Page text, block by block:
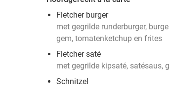
Fletcher burger
met gegrilde runderburger,
gem, tomatenketchup en frites
Fletcher saté
met gegrilde kipsaté, satésaus,
Schnitzel